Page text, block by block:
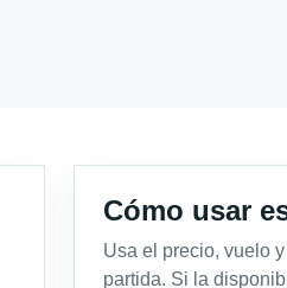
Cómo usar
Usa el precio, vuelo
partida. Si la